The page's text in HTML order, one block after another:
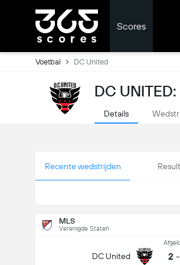
Scores
Voetbal DC United
DC
Details
Recente wedstrijden
MLS
Verenigde Staten
DC United 2 -